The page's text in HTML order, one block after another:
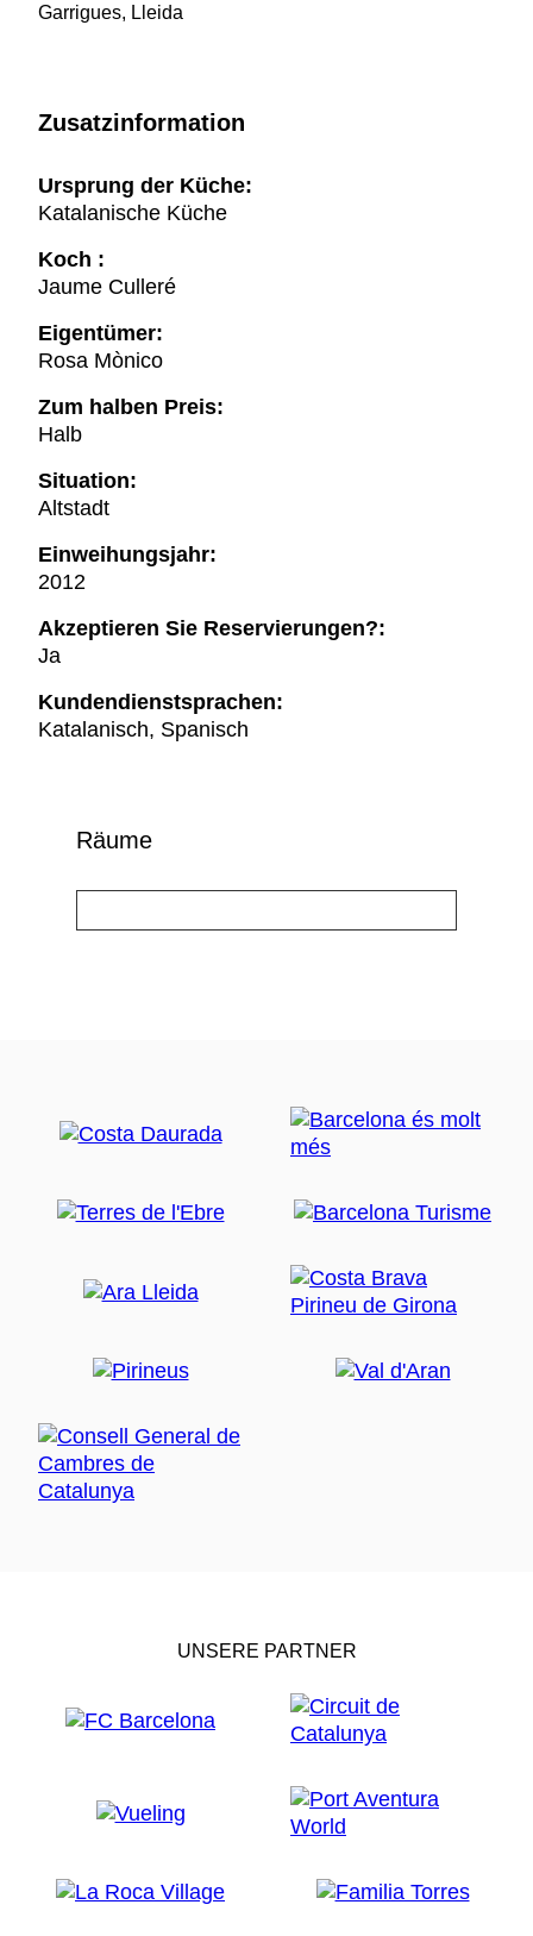
Garrigues, Lleida
Zusatzinformation
Ursprung der Küche:
Katalanische Küche
Koch :
Jaume Culleré
Eigentümer:
Rosa Mònico
Zum halben Preis:
Halb
Situation:
Altstadt
Einweihungsjahr:
2012
Akzeptieren Sie Reservierungen?:
Ja
Kundendienstsprachen:
Katalanisch, Spanisch
Räume
UNSERE PARTNER